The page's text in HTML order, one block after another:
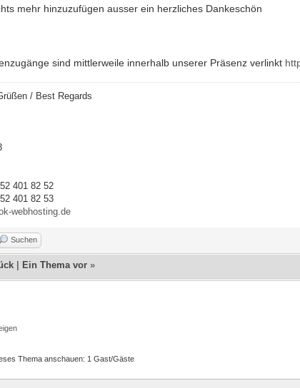
mehr hinzuzufügen ausser ein herzliches Dankeschön
sind mittlerweile innerhalb unserer Präsenz verlinkt
/ Best Regards
401 82 52
401 82 53
webhosting.de
Suchen
Ein Thema vor »
Thema anschauen: 1 Gast/Gäste